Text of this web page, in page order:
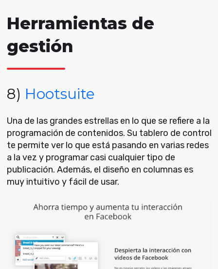
Herramientas de
gestión
8) Hootsuite
Una de las grandes estrellas en lo que se refiere a la
programación de contenidos. Su tablero de control
te permite ver lo que está pasando en varias redes
a la vez y programar casi cualquier tipo de
publicación. Además, el diseño en columnas es
muy intuitivo y fácil de usar.